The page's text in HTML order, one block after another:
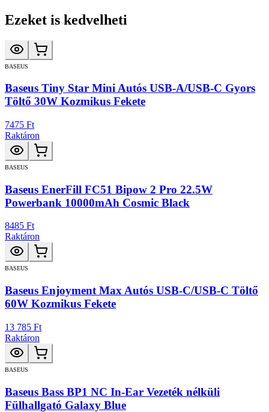
Ezeket is kedvelheti
BASEUS
Baseus Tiny Star Mini Autós USB-A/USB-C Gyors
Töltő 30W Kozmikus Fekete
7475 Ft
Raktáron
BASEUS
Baseus EnerFill FC51 Bipow 2 Pro 22.5W
Powerbank 10000mAh Cosmic Black
8485 Ft
Raktáron
BASEUS
Baseus Enjoyment Max Autós USB-C/USB-C Töltő
60W Kozmikus Fekete
13 785 Ft
Raktáron
BASEUS
Baseus Bass BP1 NC In-Ear Vezeték nélküli
Fülhallgató Galaxy Blue